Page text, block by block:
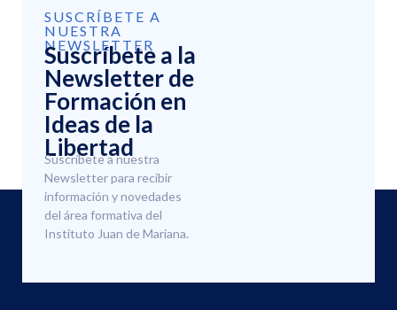
SUSCRÍBETE A
NUESTRA
NEWSLETTER
Suscríbete a la
Newsletter de
Formación en
Ideas de la
Libertad
Suscríbete a nuestra
Newsletter para recibir
información y novedades
del área formativa del
Instituto Juan de Mariana.